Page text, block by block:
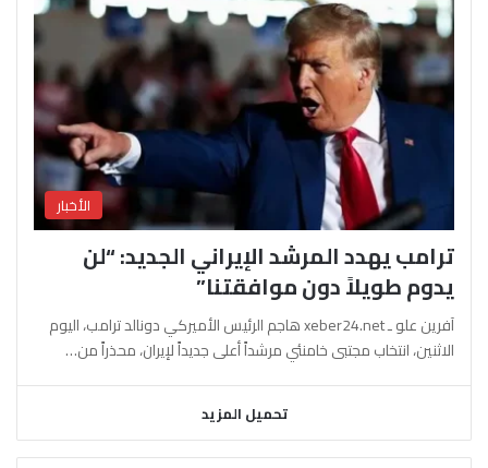
الأخبار
ترامب يهدد المرشد الإيراني الجديد: “لن
يدوم طويلاً دون موافقتنا”
آفرين علو ـ xeber24.net هاجم الرئيس الأميركي دونالد ترامب، اليوم
الاثنين، انتخاب مجتبى خامنئي مرشداً أعلى جديداً لإيران، محذراً من…
تحميل المزيد